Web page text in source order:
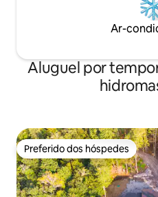
Ar-
Aluguel por
Preferido dos hóspedes
Preferido dos hóspedes